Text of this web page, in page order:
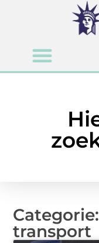
transport